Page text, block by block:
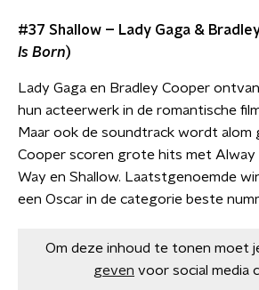
#37 Shallow – Lady Gaga &
Is Born)
Lady Gaga en Bradley Cooper
hun acteerwerk in de romantische
Maar ook de soundtrack wordt alom
Cooper scoren grote hits met Alway
Way en Shallow. Laatstgenoemde
een Oscar in de categorie beste
Om deze inhoud te tonen moet
geven voor social media